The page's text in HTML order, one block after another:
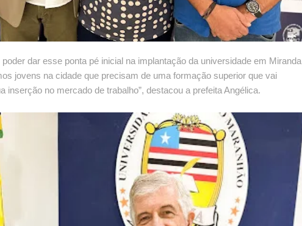
poder dar esse ponta pé inicial na implantação da universidade em Miranda
jovens na cidade que precisam de uma formação superior que vai
inserção no mercado de trabalho”, destacou a prefeita Angélica.